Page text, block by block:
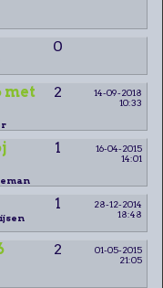
0
met
2
14-09-2018
10:33
1
16-04-2015
14:01
1
28-12-2014
18:48
2
01-05-2015
21:05